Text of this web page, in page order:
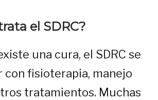
el SDRC?
una cura, el SDRC se
con fisioterapia, manejo
tratamientos. Muchas